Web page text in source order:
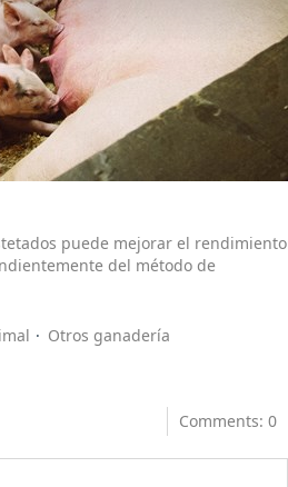
puede mejorar el rendimiento
del método de
Otros ganadería
Comments: 0